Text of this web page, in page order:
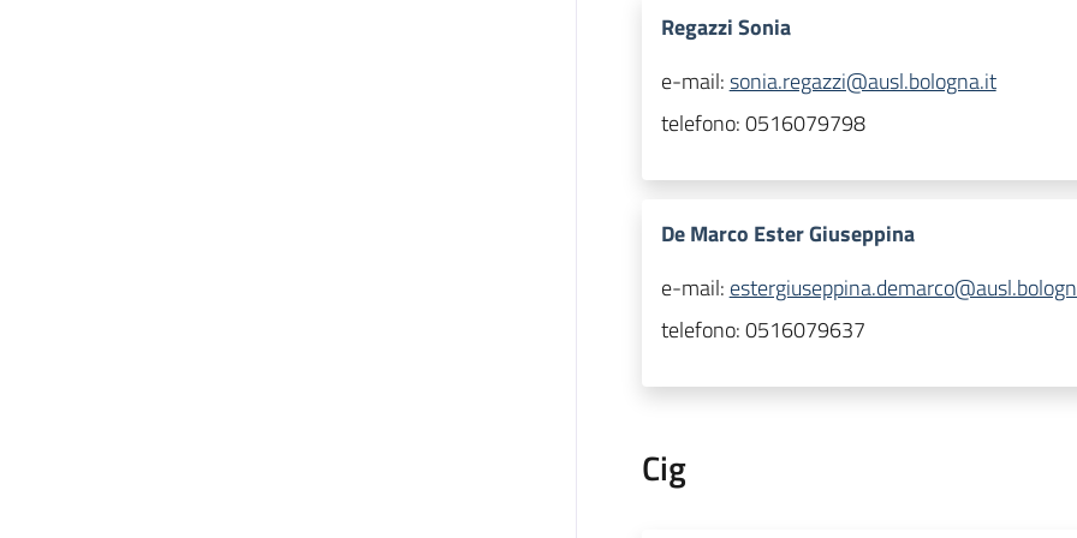
Regazzi Sonia
e-mail:sonia.regazzi@ausl.bologna.it
telefono:0516079798
De Marco Ester Giuseppina
e-mail:
telefono:0516079637
Cig